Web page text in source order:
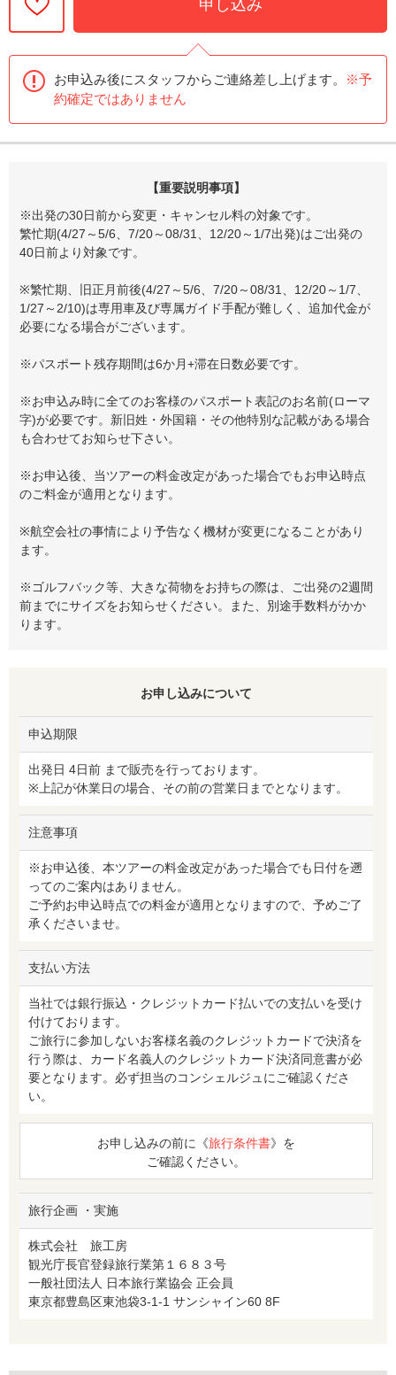
申し込み
お申込み後にスタッフからご連絡差し上げます。
※予
約確定ではありません
【重要説明事項】
※出発の30日前から変更・キャンセル料の対象です。
繁忙期(4/27～5/6、7/20～08/31、12/20～1/7出発)はご出発の
40日前より対象です。
※繁忙期、旧正月前後(4/27～5/6、7/20～08/31、12/20～1/7、
1/27～2/10)は専用車及び専属ガイド手配が難しく、追加代金が
必要になる場合がございます。
※パスポート残存期間は6か月+滞在日数必要です。
※お申込み時に全てのお客様のパスポート表記のお名前(ローマ
字)が必要です。新旧姓・外国籍・その他特別な記載がある場合
も合わせてお知らせ下さい。
※お申込後、当ツアーの料金改定があった場合でもお申込時点
のご料金が適用となります。
※航空会社の事情により予告なく機材が変更になることがあり
ます。
※ゴルフバック等、大きな荷物をお持ちの際は、ご出発の2週間
前までにサイズをお知らせください。また、別途手数料がかか
ります。
お申し込みについて
申込期限
出発日 4日前 まで販売を行っております。
※上記が休業日の場合、その前の営業日までとなります。
注意事項
※お申込後、本ツアーの料金改定があった場合でも日付を遡
ってのご案内はありません。
ご予約お申込時点での料金が適用となりますので、予めご了
承くださいませ。
支払い方法
当社では銀行振込・クレジットカード払いでの支払いを受け
付けております。
ご旅行に参加しないお客様名義のクレジットカードで決済を
行う際は、カード名義人のクレジットカード決済同意書が必
要となります。必ず担当のコンシェルジュにご確認くださ
い。
お申し込みの前に《旅行条件書》を
ご確認ください。
旅行企画 ・実施
株式会社 旅工房
観光庁長官登録旅行業第１６８３号
一般社団法人 日本旅行業協会 正会員
東京都豊島区東池袋3-1-1 サンシャイン60 8F